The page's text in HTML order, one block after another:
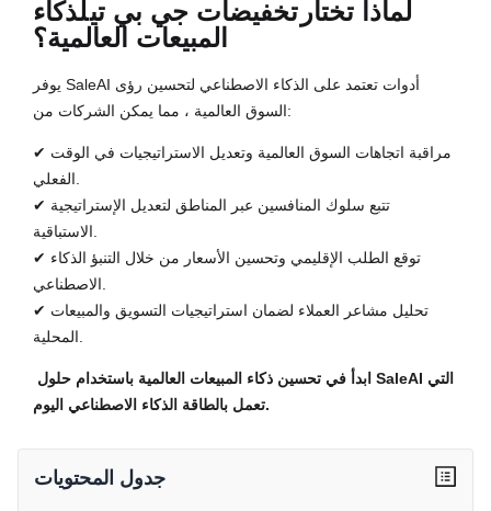
لماذا تختار تخفيضات جي بي تيلذكاء
المبيعات العالمية؟
يوفر SaleAI أدوات تعتمد على الذكاء الاصطناعي لتحسين رؤى
السوق العالمية ، مما يمكن الشركات من:
✔ مراقبة اتجاهات السوق العالمية وتعديل الاستراتيجيات في الوقت
الفعلي.
✔ تتبع سلوك المنافسين عبر المناطق لتعديل الإستراتيجية
الاستباقية.
✔ توقع الطلب الإقليمي وتحسين الأسعار من خلال التنبؤ الذكاء
الاصطناعي.
✔ تحليل مشاعر العملاء لضمان استراتيجيات التسويق والمبيعات
المحلية.
ابدأ في تحسين ذكاء المبيعات العالمية باستخدام حلول SaleAI التي
تعمل بالطاقة الذكاء الاصطناعي اليوم.
جدول المحتويات